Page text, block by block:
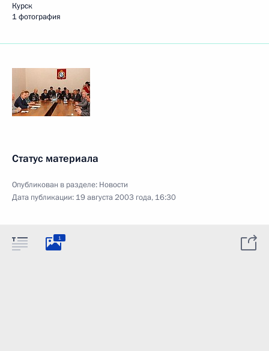
Курск
1 фотография
Статус материала
Опубликован в разделе: Новости
Дата публикации: 19 августа 2003 года, 16:30
1